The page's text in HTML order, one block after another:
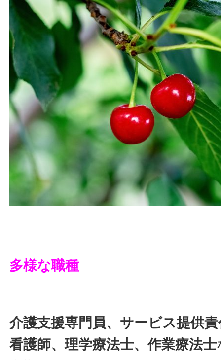
多様な職種
介護支援専門員、サービス提供
看護師、理学療法士、作業療法士